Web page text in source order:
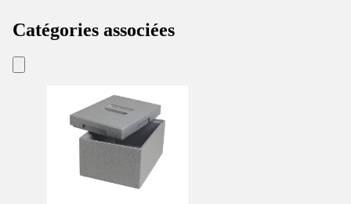
Catégories associées